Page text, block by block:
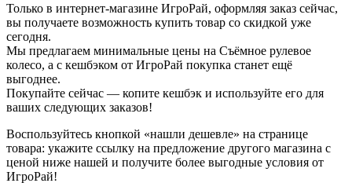
Только в интернет-магазине ИгроРай, оформляя заказ сейчас,
вы получаете возможность купить товар со скидкой уже
сегодня.
Мы предлагаем минимальные цены на Съёмное рулевое
колесо, а с кешбэком от ИгроРай покупка станет ещё
выгоднее.
Покупайте сейчас — копите кешбэк и используйте его для
ваших следующих заказов!
Воспользуйтесь кнопкой «нашли дешевле» на странице
товара: укажите ссылку на предложение другого магазина с
ценой ниже нашей и получите более выгодные условия от
ИгроРай!